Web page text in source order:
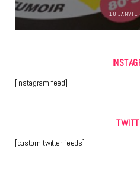
18
[instagram-feed]
[custom-twitter-feeds]